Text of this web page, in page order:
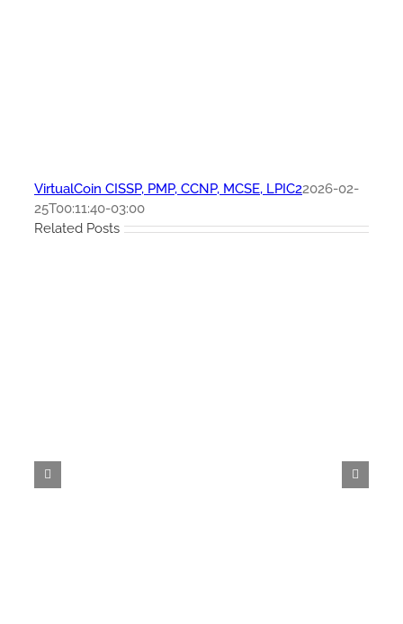
VirtualCoin CISSP, PMP, CCNP, MCSE, LPIC22026-02-
25T00:11:40-03:00
Related Posts